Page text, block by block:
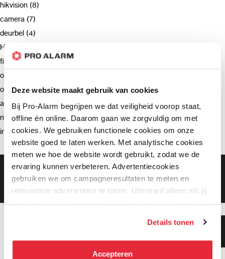
Deze website maakt gebruik van cookies
Bij Pro-Alarm begrijpen we dat veiligheid voorop staat,
offline én online. Daarom gaan we zorgvuldig om met
cookies. We gebruiken functionele cookies om onze
website goed te laten werken. Met analytische cookies
meten we hoe de website wordt gebruikt, zodat we de
ervaring kunnen verbeteren. Advertentiecookies
gebruiken we om campagneresultaten te meten en
relevantere advertenties te tonen. Uiteraard alleen als jij
daar toestemming voor geeft. Als je toestemming geeft,
kunnen deze gegevens combineren met informatie die zij
hebben verzameld via het gebruik van hun diensten. Je
kunt alle cookies accepteren, alleen noodzakelijke
Details tonen
Accepteren
hikvision (8)
camera (7)
deurbel (4)
Hikvision (3)
firmware (3)
ondersteuning (2)
opnemen (2)
advies (2)
netwerkrecorder (2)
intercom (2)
Gratis bezorging vanaf €99,-
Gratis retourneren binnen 90 dagen*
Klanten geven ons een 9.3 gemiddeld
Klanten geven ons 9.3